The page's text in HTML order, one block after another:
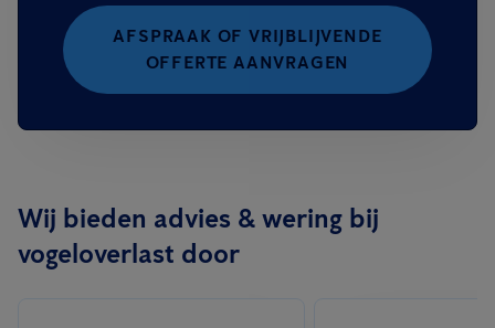
AFSPRAAK OF VRIJBLIJVENDE
OFFERTE AANVRAGEN
Wij bieden advies & wering bij
vogeloverlast door